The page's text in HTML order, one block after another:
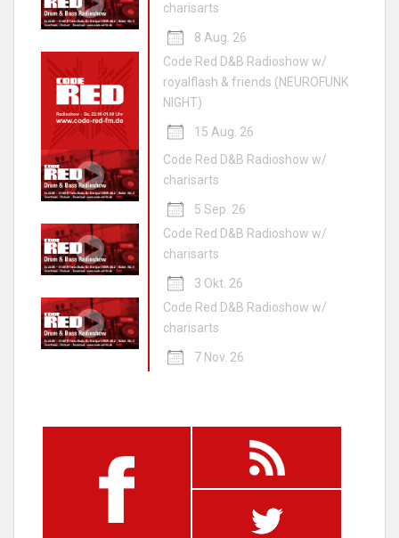
charisarts
8 Aug. 26
Code Red D&B Radioshow w/
royalflash & friends (NEUROFUNK
NIGHT)
15 Aug. 26
Code Red D&B Radioshow w/
charisarts
5 Sep. 26
Code Red D&B Radioshow w/
charisarts
3 Okt. 26
Code Red D&B Radioshow w/
charisarts
7 Nov. 26